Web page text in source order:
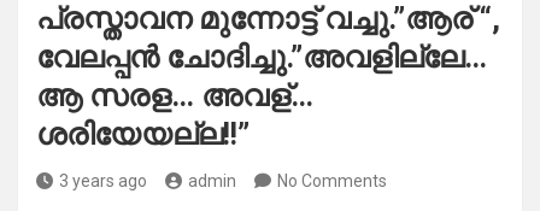
പ്രസ്താവന മുന്നോട്ട് വച്ചു.”ആര് “,
വേലപ്പൻ ചോദിച്ചു.”അവളില്ലേ…
ആ സരള… അവള്…
ശരിയേയല്ല!!”
3 years ago admin No Comments